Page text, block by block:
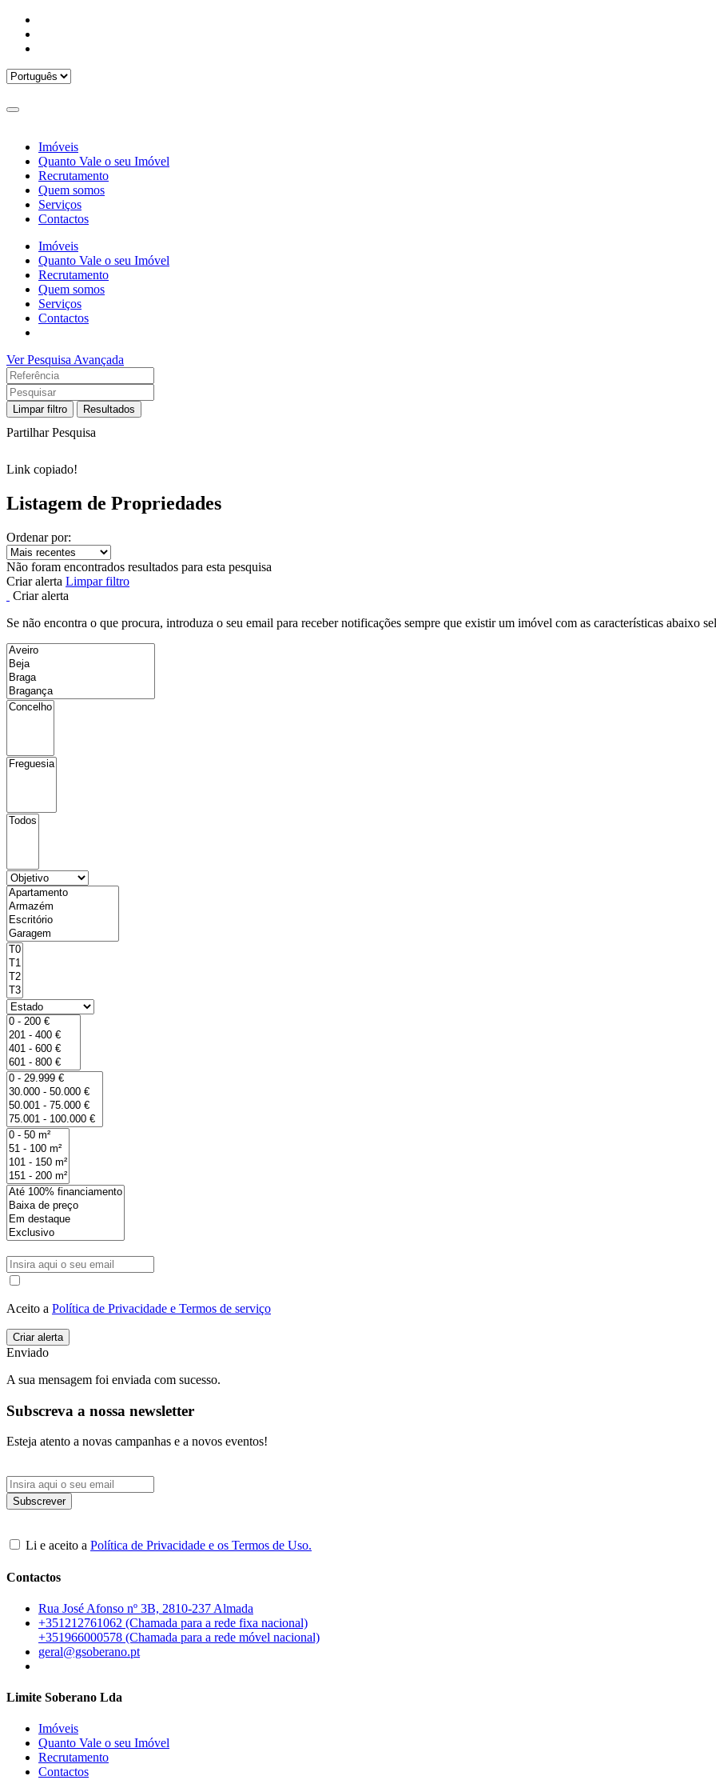
Imóveis
Quanto Vale o seu Imóvel
Recrutamento
Quem somos
Serviços
Contactos
Imóveis
Quanto Vale o seu Imóvel
Recrutamento
Quem somos
Serviços
Contactos
Ver Pesquisa Avançada
Limpar filtro Resultados
Partilhar Pesquisa
Link copiado!
Listagem de Propriedades
Ordenar por:
Não foram encontrados resultados para esta pesquisa
Criar alerta Limpar filtro
Criar alerta
Se não encontra o que procura, introduza o seu email para receber notificações sempre que existir um imóvel com as características abaixo
Aceito a Política de Privacidade e Termos de serviço
Enviado
A sua mensagem foi enviada com sucesso.
Subscreva a nossa newsletter
Esteja atento a novas campanhas e a novos eventos!
Li e aceito a Política de Privacidade e os Termos de Uso.
Contactos
Rua José Afonso nº 3B, 2810-237 Almada
+351212761062 (Chamada para a rede fixa nacional)
+351966000578 (Chamada para a rede móvel nacional)
geral@gsoberano.pt
Limite Soberano Lda
Imóveis
Quanto Vale o seu Imóvel
Recrutamento
Contactos